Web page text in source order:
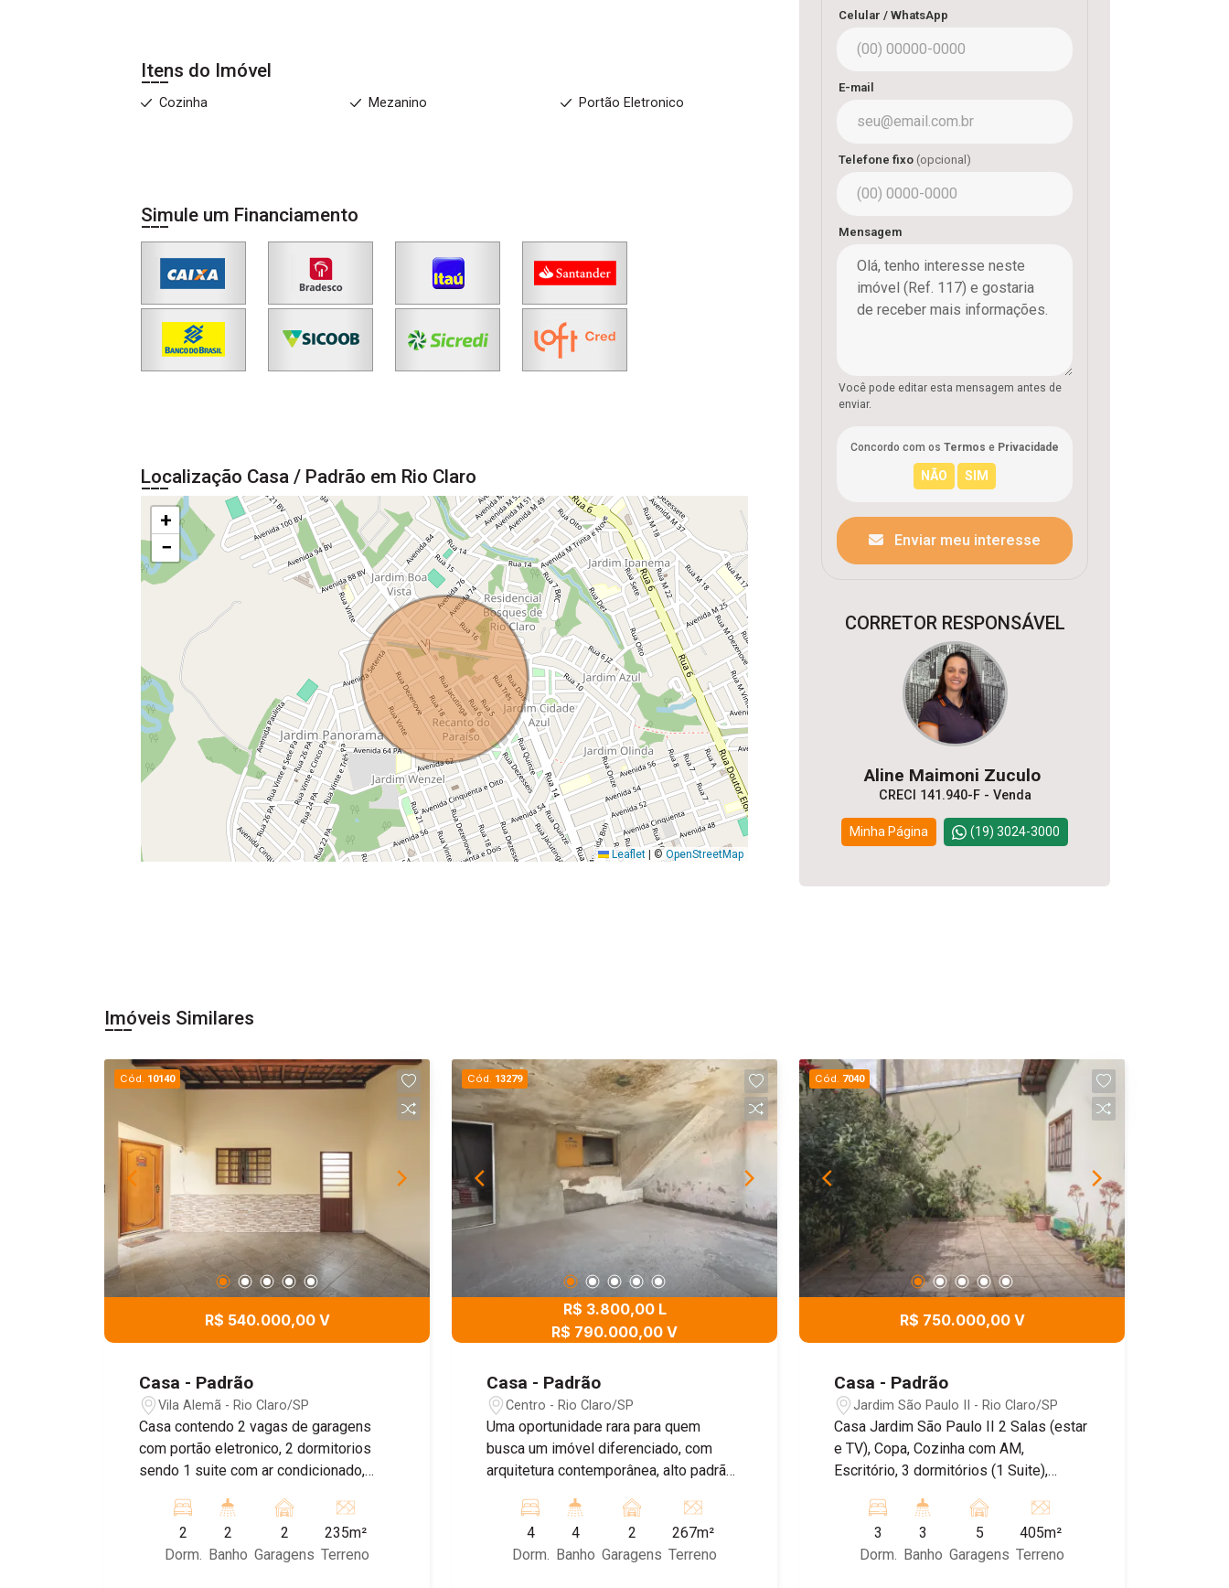
Itens do Imóvel
Cozinha Mezanino Portão Eletronico
Simule um Financiamento
Localização Casa / Padrão em Rio Claro
+
−
Leaflet © OpenStreetMap
Celular / WhatsApp
E-mail
Telefone fixo (opcional)
Mensagem
Você pode editar esta mensagem antes de
enviar.
Concordo com os Termos e Privacidade
Enviar meu interesse
CORRETOR RESPONSÁVEL
Aline Maimoni Zuculo
CRECI 141.940-F - Venda
Minha Página (19) 3024-3000
Imóveis Similares
Cód. 10140
R$ 540.000,00 V
Casa - Padrão
Vila Alemã - Rio Claro/SP
Casa contendo 2 vagas de garagens
com portão eletronico, 2 dormitorios
sendo 1 suite com ar condicionado,
despensa, banheiro, rancho com
churrasqueira, piscina aquecida a casa
tem votovotaica
2
Dorm.
2
Banho
2
Garagens
235m²
Terreno
Cód. 13279
R$ 3.800,00 L
R$ 790.000,00 V
Casa - Padrão
Centro - Rio Claro/SP
Uma oportunidade rara para quem
busca um imóvel diferenciado, com
arquitetura contemporânea, alto padrão
privilegiada. Esta residência está
passando por uma reforma completa,
desenvolvida a partir de um projeto
4
Dorm.
4
Banho
2
Garagens
267m²
Terreno
Cód. 7040
R$ 750.000,00 V
Casa - Padrão
Jardim São Paulo II - Rio Claro/SP
Casa Jardim São Paulo II 2 Salas (estar
e TV), Copa, Cozinha com AM,
Escritório, 3 dormitórios (1 Suite),
Fundos ainda contém: Edícula com Sala,
1 Dormitório, Cozinha e banheiro - área
de lazer com Churrasqueira - Fogão a
3
Dorm.
3
Banho
5
Garagens
405m²
Terreno